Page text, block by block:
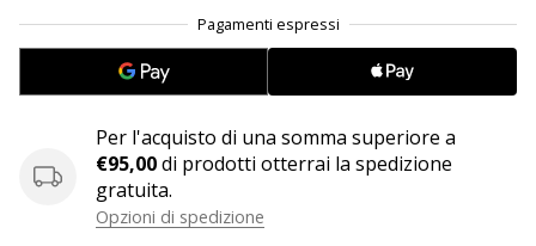
o
un
generino
profitto.
Per l'acquisto di una somma superiore a
€95,00di prodotti otterrai la spedizione
gratuita.
Opzioni di spedizione